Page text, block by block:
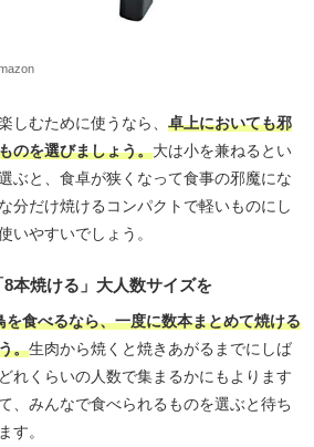
しむために使うなら、 卓上においても邪
のを選びましょう。大は小を兼ねるとい
ぶと、食卓が狭くなって食事の邪魔にな
分だけ焼けるコンパクトで軽いものにし
いやすいでしょう。
本焼ける」大人数サイズを
食べるなら、一度に数本まとめて焼ける
。生肉から焼くと焼きあがるまでにしば
れくらいの人数で集まるかにもよります
、みんなで食べられるものを選ぶと待ち
す。